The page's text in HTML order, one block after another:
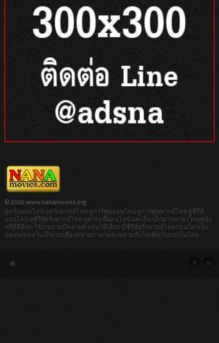
© 2026 www.nanamovies.org
ดูหนังออนไลน์ ดูหนังพากย์ไทย ดูการ์ตูนออนไลน์ ดูการ์ตูนพากย์ไทย ดูซีรีส์
ออนไลน์ ดูซีรีส์ฝรั่งพากย์ไทย ดูสารคดีออนไลน์ และอื่นๆอีกมากมาย เว็บดูหนัง
ฟรีที่ดีที่สุด ใช้งานง่ายมีหลายตัวเล่นให้เลือก มีซีรีส์ฝรั่งพากย์ไทยก่อนใครเป็น
จุดเด่นของเว็บ มีระบบเสียงหลายภาษาและหลายซับไตเติลเว็บแรกในไทย.